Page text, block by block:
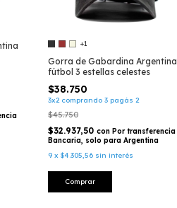
+1
Gorra de Gabardina Argentina
fútbol 3 estellas celestes
$38.750
3x2 comprando 3 pagás 2
$45.750
$32.937,50 con Por transferencia
Bancaria, solo para Argentina
9 x $4.305,56 sin interés
Comprar